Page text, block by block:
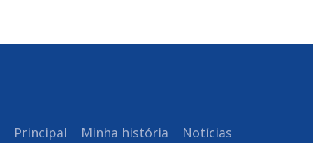
Principal Minha história Notícias